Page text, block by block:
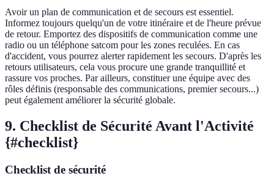
Avoir un plan de communication et de secours est essentiel.
Informez toujours quelqu'un de votre itinéraire et de l'heure prévue
de retour. Emportez des dispositifs de communication comme une
radio ou un téléphone satcom pour les zones reculées. En cas
d'accident, vous pourrez alerter rapidement les secours. D'après les
retours utilisateurs, cela vous procure une grande tranquillité et
rassure vos proches. Par ailleurs, constituer une équipe avec des
rôles définis (responsable des communications, premier secours...)
peut également améliorer la sécurité globale.
9. Checklist de Sécurité Avant l'Activité
{#checklist}
Checklist de sécurité